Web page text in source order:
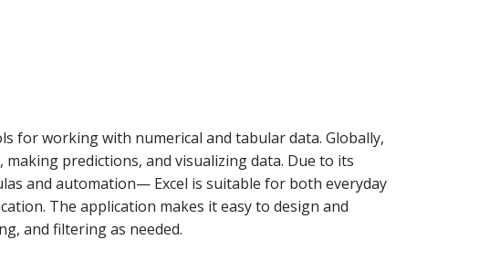
for working with numerical and tabular data. Globally,
predictions, and visualizing data. Due to its
and automation— Excel is suitable for both everyday
The application makes it easy to design and
and filtering as needed.